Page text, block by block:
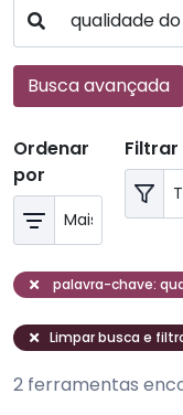
Busca avançada
Ordenar
por
Filtrar
palavra-chave:
Limpar busca e
2 ferramentas